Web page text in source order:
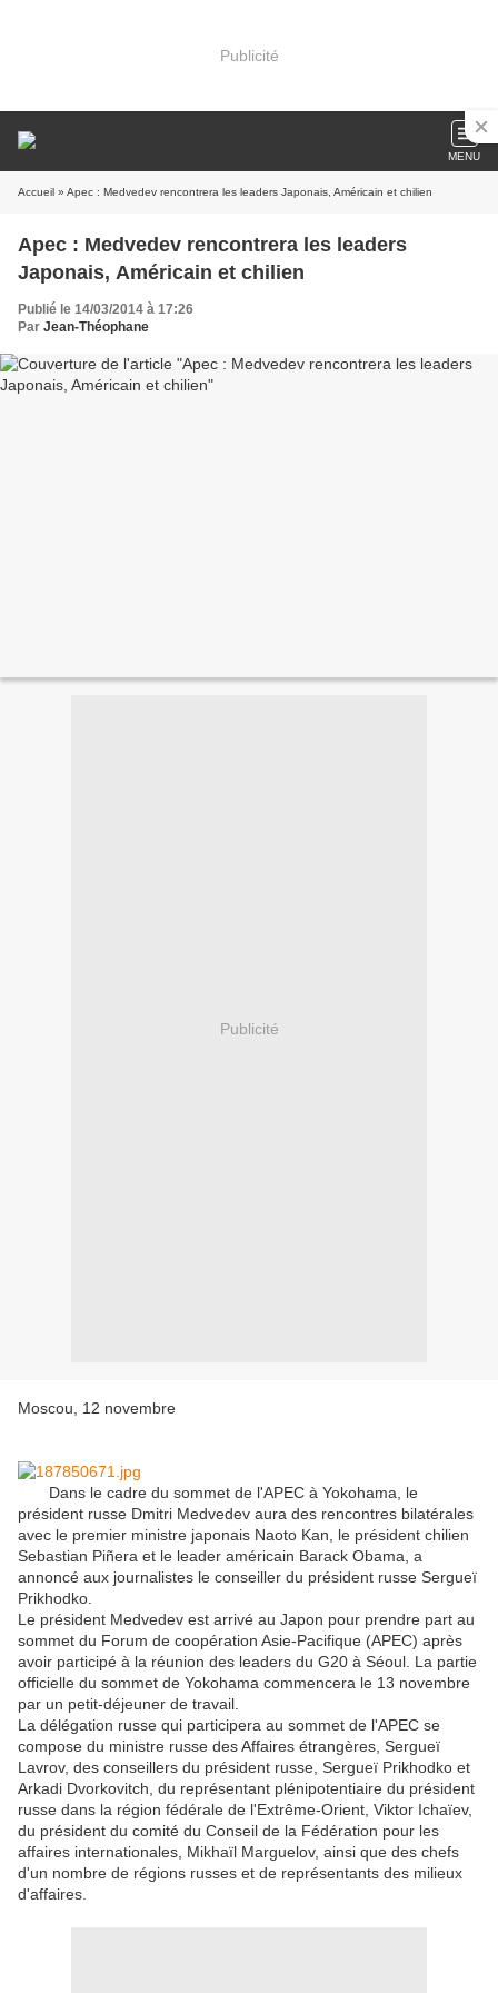
Publicité
MENU
Accueil » Apec : Medvedev rencontrera les leaders Japonais, Américain et chilien
Apec : Medvedev rencontrera les leaders
Japonais, Américain et chilien
Publié le 14/03/2014 à 17:26
Par Jean-Théophane
Publicité
Moscou, 12 novembre
Dans le cadre du sommet de l'APEC à Yokohama, le
président russe Dmitri Medvedev aura des rencontres bilatérales
avec le premier ministre japonais Naoto Kan, le président chilien
Sebastian Piñera et le leader américain Barack Obama, a
annoncé aux journalistes le conseiller du président russe Sergueï
Prikhodko.
Le président Medvedev est arrivé au Japon pour prendre part au
sommet du Forum de coopération Asie-Pacifique (APEC) après
avoir participé à la réunion des leaders du G20 à Séoul. La partie
officielle du sommet de Yokohama commencera le 13 novembre
par un petit-déjeuner de travail.
La délégation russe qui participera au sommet de l'APEC se
compose du ministre russe des Affaires étrangères, Sergueï
Lavrov, des conseillers du président russe, Sergueï Prikhodko et
Arkadi Dvorkovitch, du représentant plénipotentiaire du président
russe dans la région fédérale de l'Extrême-Orient, Viktor Ichaïev,
du président du comité du Conseil de la Fédération pour les
affaires internationales, Mikhaïl Marguelov, ainsi que des chefs
d'un nombre de régions russes et de représentants des milieux
d'affaires.